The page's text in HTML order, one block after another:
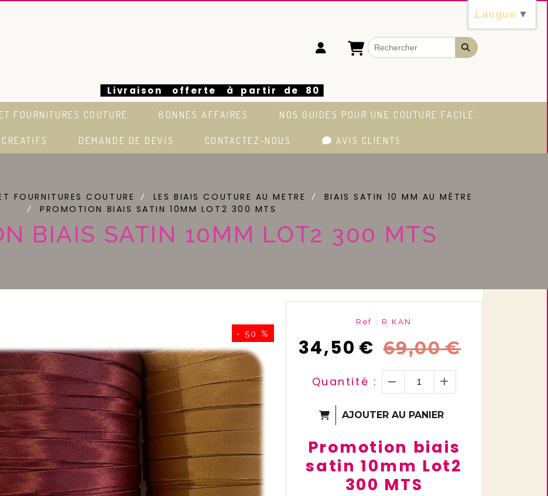
Livraison offerte à partir de 80
euros en France
FOURNITURES COUTURE BONNES AFFAIRES NOS GUIDES POUR UNE COUTURE FACILE
DEMANDE DE DEVIS CONTACTEZ-NOUS AVIS CLIENTS
FOURNITURES COUTURE LES BIAIS COUTURE AU METRE
BIAIS SATIN 10 MM AU MÈTRE
PROMOTION BIAIS SATIN 10MM LOT2 300 MTS
BIAIS SATIN 10MM LOT2 300 MTS
- 50 %
Ref : R KAN
34,50 € 69,00€
Quantité :
AJOUTER AU PANIER
Promotion biais
satin 10mm Lot2
300 MTS
Langue ▼